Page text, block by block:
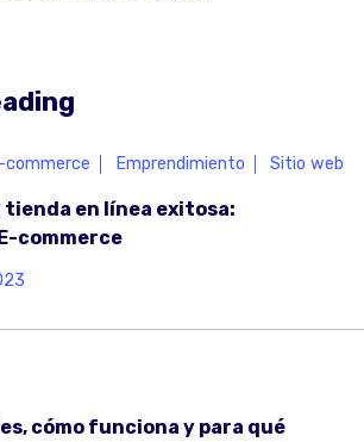
commerce Emprendimiento Sitio web
tienda en línea exitosa:
commerce
cómo funciona y para qué